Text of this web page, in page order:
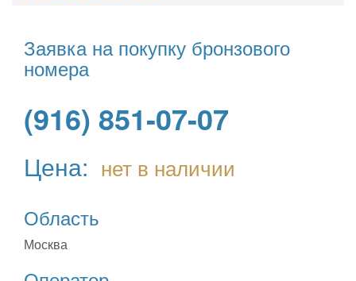
Заявка на покупку бронзового
номера
(916) 851-07-07
Цена: нет в наличии
Область
Москва